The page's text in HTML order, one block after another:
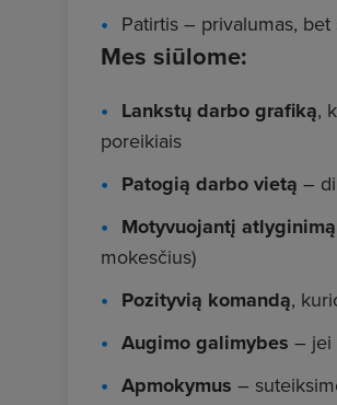
Patirtis – privalumas,
Mes siūlome:
Lankstų darbo grafiką,
poreikiais
Patogią darbo vietą –
Motyvuojantį atlyginimą
mokesčius)
Pozityvią komandą,
Augimo galimybes – jei
Apmokymus –